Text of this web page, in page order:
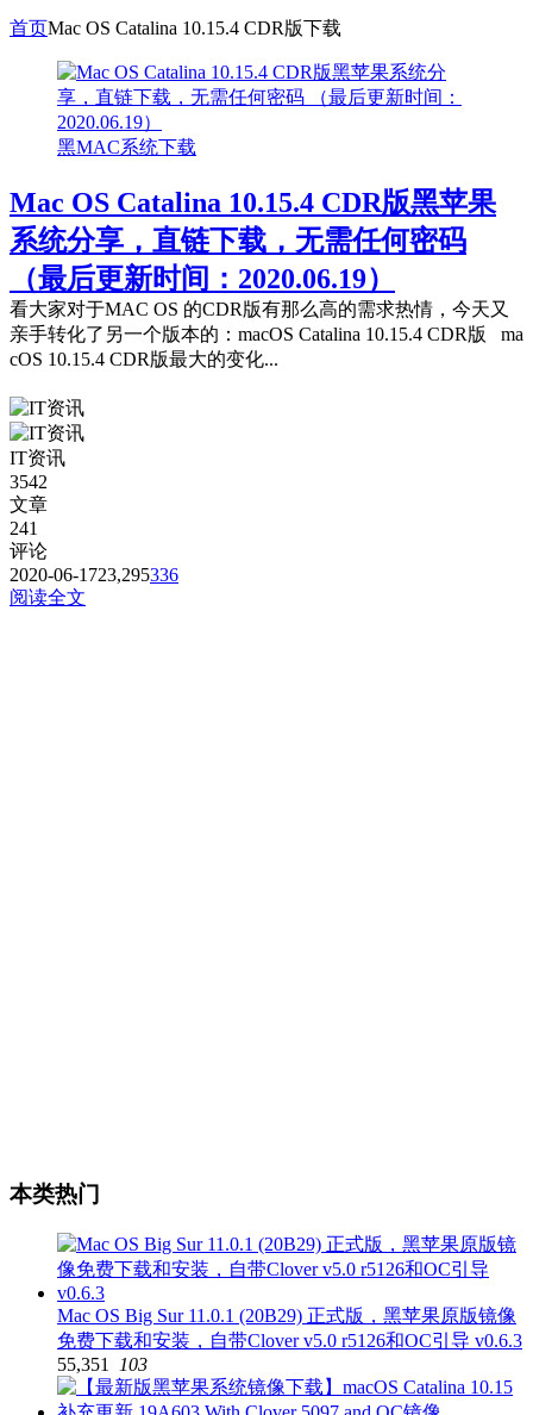
首页Mac OS Catalina 10.15.4 CDR版下载
黑MAC系统下载
Mac OS Catalina 10.15.4 CDR版黑苹果
系统分享，直链下载，无需任何密码
（最后更新时间：2020.06.19）
看大家对于MAC OS 的CDR版有那么高的需求热情，今天又
亲手转化了另一个版本的：macOS Catalina 10.15.4 CDR版 ma
cOS 10.15.4 CDR版最大的变化...
IT资讯
3542
文章
241
评论
2020-06-1723,295336
阅读全文
本类热门
Mac OS Big Sur 11.0.1 (20B29) 正式版，黑苹果原版镜像
免费下载和安装，自带Clover v5.0 r5126和OC引导 v0.6.3
55,351
103